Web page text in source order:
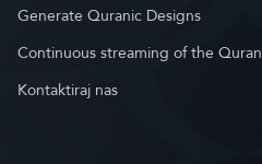
Generate Quranic Designs
Continuous streaming of the Quran
Kontaktiraj nas